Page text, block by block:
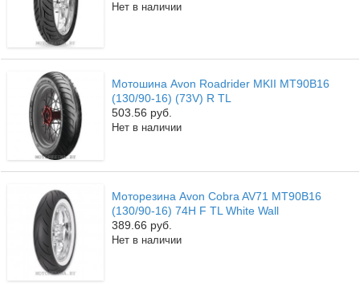
Нет в наличии
Мотошина Avon Roadrider MKII MT90B16
(130/90-16) (73V) R TL
503.56 руб.
Нет в наличии
Моторезина Avon Cobra AV71 MT90B16
(130/90-16) 74H F TL White Wall
389.66 руб.
Нет в наличии